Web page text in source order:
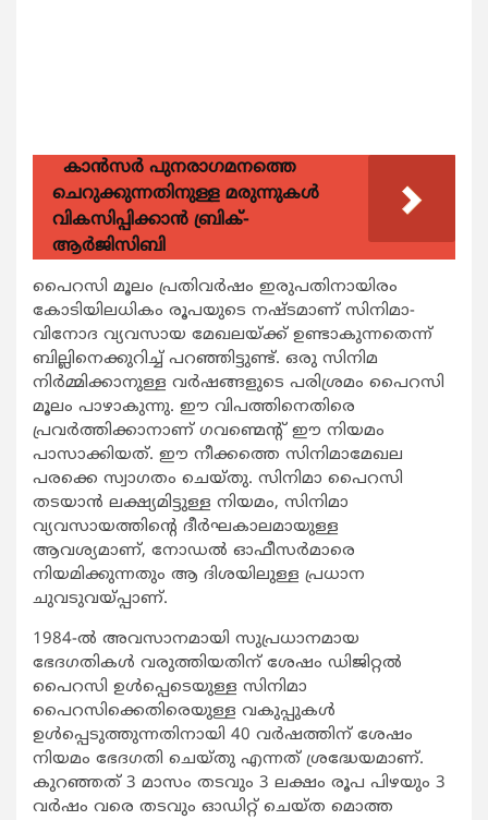
കാന്‍സര്‍ പുനരാഗമനത്തെ
ചെറുക്കുന്നതിനുള്ള മരുന്നുകള്‍
വികസിപ്പിക്കാന്‍ ബ്രിക്-
ആര്‍ജിസിബി
പൈറസി മൂലം പ്രതിവർഷം ഇരുപതിനായിരം
കോടിയിലധികം രൂപയുടെ നഷ്ടമാണ് സിനിമാ-
വിനോദ വ്യവസായ മേഖലയ്ക്ക് ഉണ്ടാകുന്നതെന്ന്
ബില്ലിനെക്കുറിച്ച് പറഞ്ഞിട്ടുണ്ട്. ഒരു സിനിമ
നിർമ്മിക്കാനുള്ള വർഷങ്ങളുടെ പരിശ്രമം പൈറസി
മൂലം പാഴാകുന്നു. ഈ വിപത്തിനെതിരെ
പ്രവർത്തിക്കാനാണ് ഗവണ്മെന്റ് ഈ നിയമം
പാസാക്കിയത്. ഈ നീക്കത്തെ സിനിമാമേഖല
പരക്കെ സ്വാഗതം ചെയ്തു. സിനിമാ പൈറസി
തടയാൻ ലക്ഷ്യമിട്ടുള്ള നിയമം, സിനിമാ
വ്യവസായത്തിന്റെ ദീർഘകാലമായുള്ള
ആവശ്യമാണ്, നോഡൽ ഓഫീസർമാരെ
നിയമിക്കുന്നതും ആ ദിശയിലുള്ള പ്രധാന
ചുവടുവയ്പ്പാണ്.
1984-ൽ അവസാനമായി സുപ്രധാനമായ
ഭേദഗതികൾ വരുത്തിയതിന് ശേഷം ഡിജിറ്റൽ
പൈറസി ഉൾപ്പെടെയുള്ള സിനിമാ
പൈറസിക്കെതിരെയുള്ള വകുപ്പുകൾ
ഉൾപ്പെടുത്തുന്നതിനായി 40 വർഷത്തിന് ശേഷം
നിയമം ഭേദഗതി ചെയ്തു എന്നത് ശ്രദ്ധേയമാണ്.
കുറഞ്ഞത് 3 മാസം തടവും 3 ലക്ഷം രൂപ പിഴയും 3
വർഷം വരെ തടവും ഓഡിറ്റ് ചെയ്ത മൊത്ത